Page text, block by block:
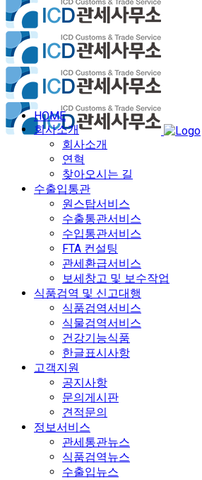
HOME
회사소개
회사소개
연혁
찾아오시는 길
수출입통관
원스탑서비스
수출통관서비스
수입통관서비스
FTA 컨설팅
관세환급서비스
보세창고 및 보수작업
식품검역 및 신고대행
식품검역서비스
식물검역서비스
건강기능식품
한글표시사항
고객지원
공지사항
문의게시판
견적문의
정보서비스
관세통관뉴스
식품검역뉴스
수출입뉴스